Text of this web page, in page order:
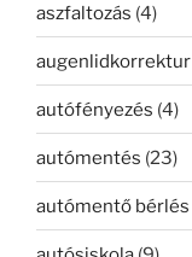
aszfaltozás (4)
augenlidkorrektur
autófényezés (4)
autómentés (23)
autómentő bérlés